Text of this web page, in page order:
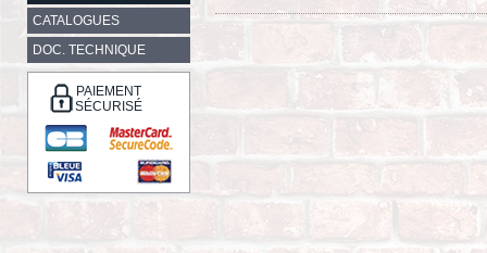
CATALOGUES
DOC. TECHNIQUE
PAIEMENT
SÉCURISÉ